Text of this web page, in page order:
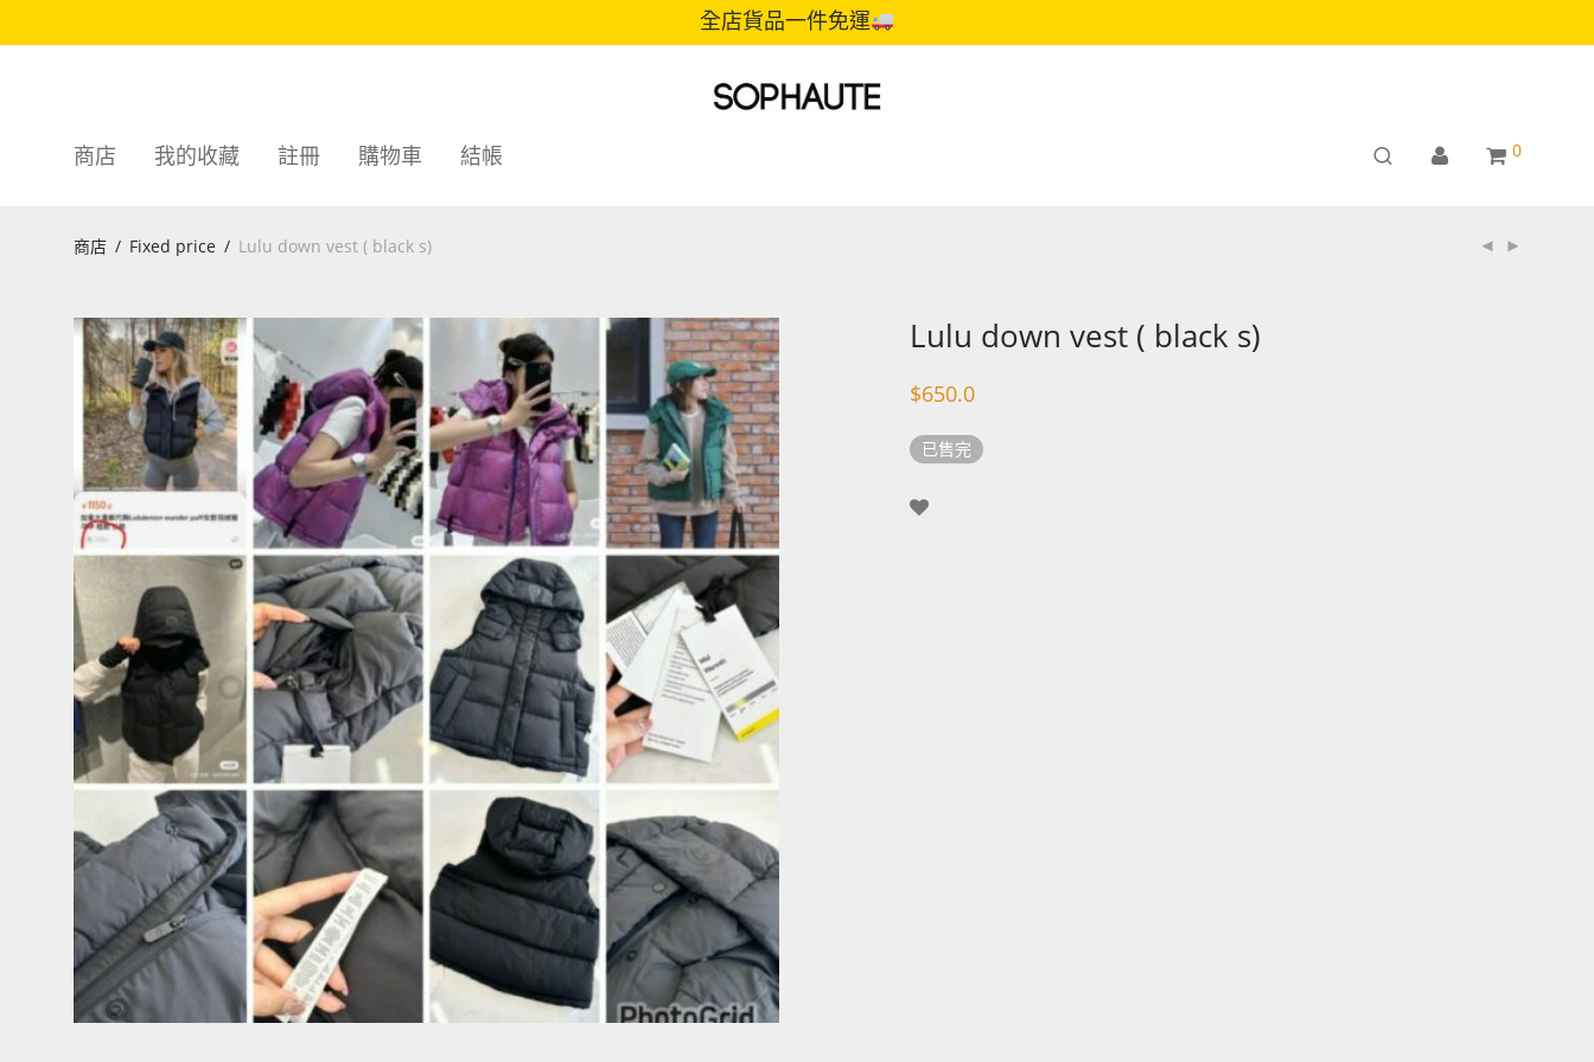
全店貨品一件免運
商店 我的收藏 註冊 購物車 結帳 0
商店 / Fixed price / Lulu down vest ( black s)
Lulu down vest ( black s)
$650.0
已售完